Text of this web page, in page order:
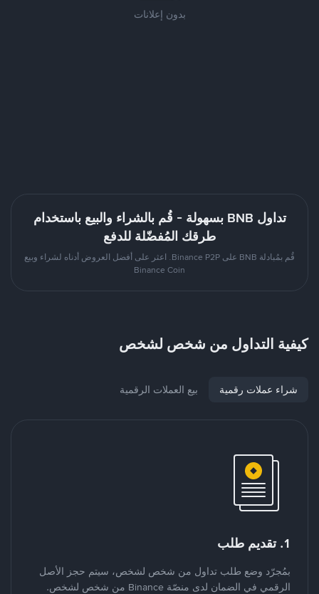
بدون إعلانات
تداول BNB بسهولة - قُم بالشراء والبيع باستخدام
طرقك المُفضّلة للدفع
قُم بمُبادلة BNB على Binance P2P. اعثر على أفضل العروض أدناه لشراء وبيع
Binance Coin
كيفية التداول من شخص لشخص
شراء عملات رقمية بيع العملات الرقمية
1. تقديم طلب
بمُجرّد وضع طلب تداول من شخص لشخص، سيتم حجز الأصل
الرقمي في الضمان لدى منصّة Binance من شخص لشخص.